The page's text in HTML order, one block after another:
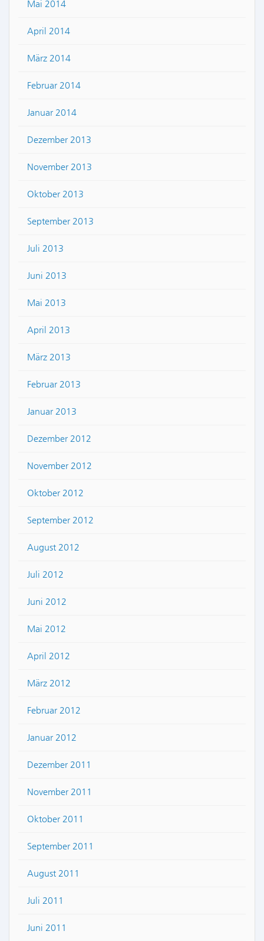
Mai 2014
April 2014
März 2014
Februar 2014
Januar 2014
Dezember 2013
November 2013
Oktober 2013
September 2013
Juli 2013
Juni 2013
Mai 2013
April 2013
März 2013
Februar 2013
Januar 2013
Dezember 2012
November 2012
Oktober 2012
September 2012
August 2012
Juli 2012
Juni 2012
Mai 2012
April 2012
März 2012
Februar 2012
Januar 2012
Dezember 2011
November 2011
Oktober 2011
September 2011
August 2011
Juli 2011
Juni 2011